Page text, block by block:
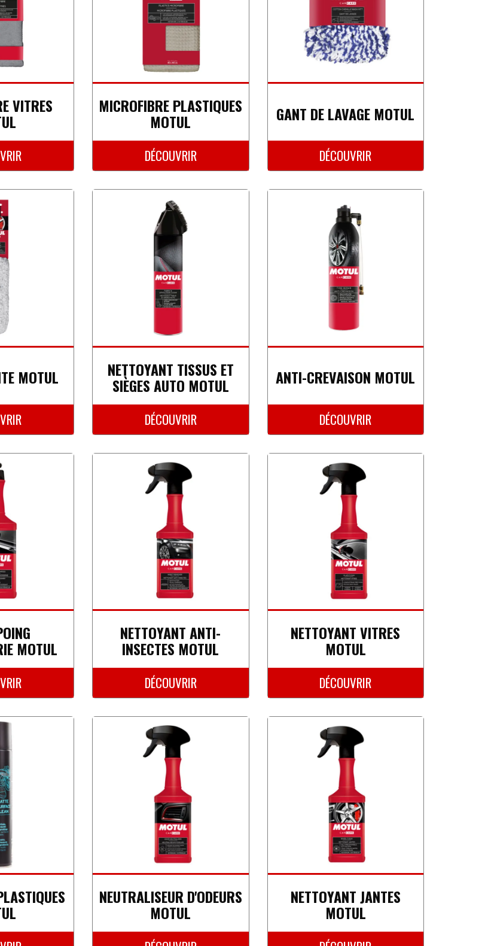
VITRES MICROFIBRE PLASTIQUES
MOTUL
DÉCOUVRIR
GANT DE LAVAGE MOTUL
DÉCOUVRIR
MOTUL NETTOYANT TISSUS ET
SIÈGES AUTO MOTUL
DÉCOUVRIR
ANTI-CREVAISON MOTUL
DÉCOUVRIR
MOTUL
NETTOYANT ANTI-
INSECTES MOTUL
DÉCOUVRIR
NETTOYANT VITRES
MOTUL
DÉCOUVRIR
NEUTRALISEUR D'ODEURS
MOTUL
NETTOYANT JANTES
MOTUL